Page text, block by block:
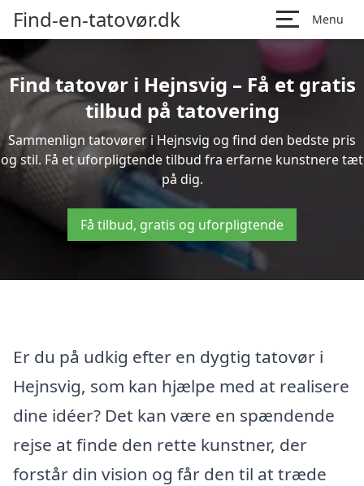
Find-en-tatovør.dk Menu
Find tatovør i Hejnsvig – Få et gratis
tilbud på tatovering
Sammenlign tatovører i Hejnsvig og find den bedste pris
og stil. Få et uforpligtende tilbud fra erfarne kunstnere tæt
på dig.
Få tilbud, gratis og uforpligtende
Er du på udkig efter en dygtig tatovør i
Hejnsvig, som kan hjælpe med at realisere
dine idéer? Det kan være en spændende
rejse at finde den rette kunstner, der
forstår din vision og får den til at træde